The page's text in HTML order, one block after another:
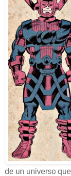
de un universo